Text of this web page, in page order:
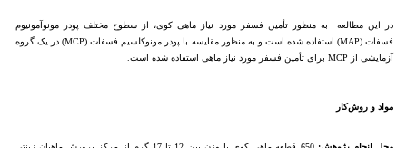
در این مطالعه به منظور تأمین فسفر مورد نیاز ماهی کوی، از سطوح مختلف پودر مونوآمونیوم
فسفات (MAP) استفاده شده است و به منظور مقایسه با پودر مونوکلسیم فسفات (MCP) در یک گروه
آزمایشی از MCP برای تأمین فسفر مورد نیاز ماهی استفاده شده است.
مواد و روش‌کار